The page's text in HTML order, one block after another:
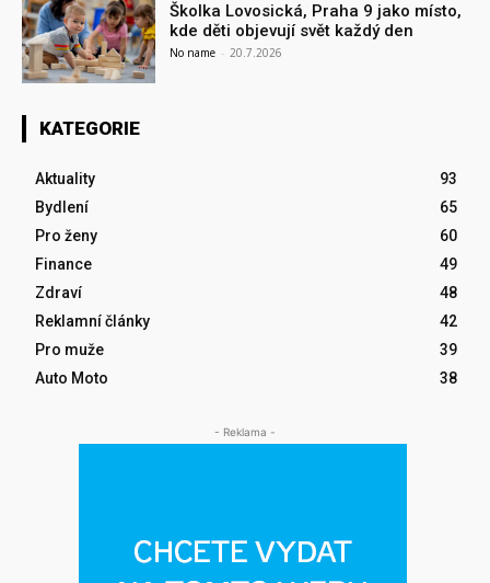
Školka Lovosická, Praha 9 jako místo,
kde děti objevují svět každý den
No name - 20.7.2026
KATEGORIE
Aktuality
93
Bydlení
65
Pro ženy
60
Finance
49
Zdraví
48
Reklamní články
42
Pro muže
39
Auto Moto
38
- Reklama -